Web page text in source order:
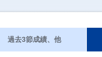
過去3節成績、他